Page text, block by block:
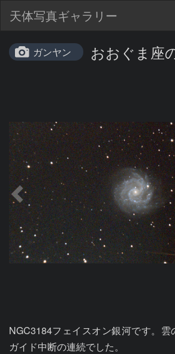
天体写真ギャラリー
ガンヤン おおぐま座
NGC3184フェイスオン銀河です。雲
ガイド中断の連続でした。